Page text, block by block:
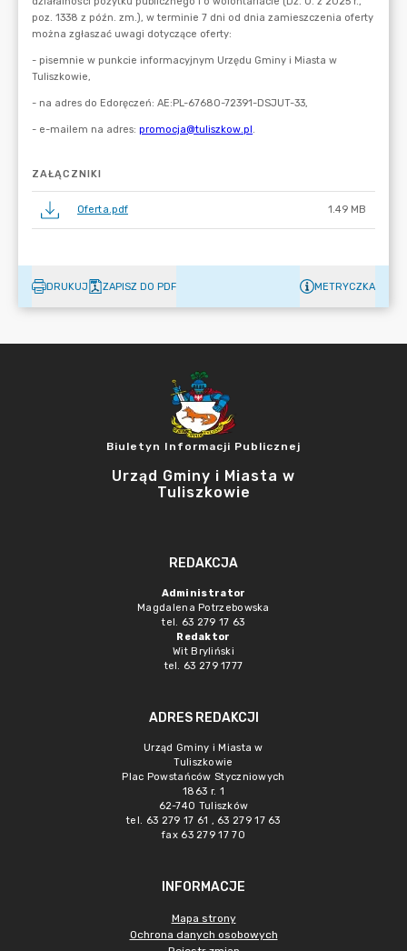
ZAŁĄCZNIKI
Oferta.pdf 1.49 MB
DRUKUJ ZAPISZ DO PDF METRYCZKA
Biuletyn Informacji Publicznej
Urząd Gminy i Miasta w
Tuliszkowie
REDAKCJA
Administrator
Magdalena Potrzebowska
tel. 63 279 17 63
Redaktor
Wit Bryliński
tel. 63 279 1777
ADRES REDAKCJI
Urząd Gminy i Miasta w
Tuliszkowie
Plac Powstańców Styczniowych
1863 r. 1
62-740 Tuliszków
tel. 63 279 17 61 , 63 279 17 63
fax 63 279 17 70
INFORMACJE
Mapa strony
Ochrona danych osobowych